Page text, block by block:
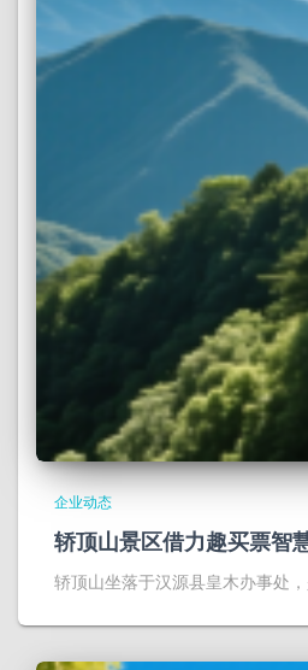
企业动态
轿顶山景区借力趣买票智
轿顶山坐落于汉源县皇木办事处